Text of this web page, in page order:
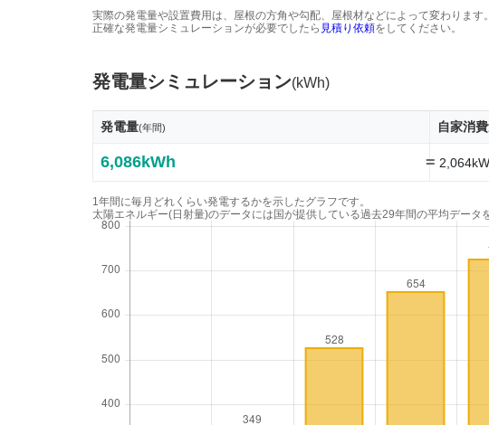
実際の発電量や設置費用は、屋根の方角や勾配、屋根材などによって変わります。
正確な発電量シミュレーションが必要でしたら 見積り依頼をしてください。
発電量シミュレーション(kWh)
発電量(年間) 自家消
6,086kWh =
1年間に毎月どれくらい発電するかを示したグラフです。
太陽エネルギー(日射量)のデータには国が提供している過去29年間の平均データ